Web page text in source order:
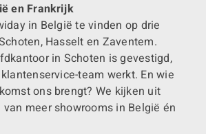
en Frankrijk
in België te vinden op drie
Hasselt en Zaventem.
in Schoten is gevestigd,
team werkt. En wie
ons brengt? We kijken uit
meer showrooms in België én